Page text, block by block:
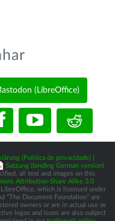
(LibreOffice)
(Política de privacidade)
Satzung (binding German version)
all text and images on this
Attribution-Share Alike 3.0
which is licensed under
“The Document Foundation” are
owners or are in actual use as
logos and icons are also subject